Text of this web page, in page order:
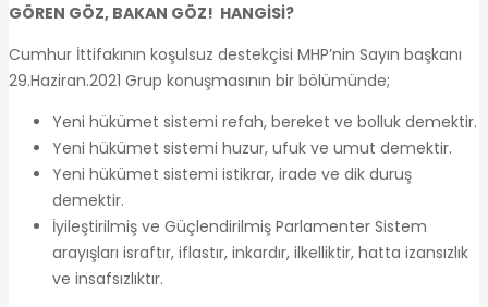
GÖREN GÖZ, BAKAN GÖZ! HANGİSİ?
Cumhur İttifakının koşulsuz destekçisi MHP’nin Sayın başkanı
29.Haziran.2021 Grup konuşmasının bir bölümünde;
Yeni hükümet sistemi refah, bereket ve bolluk demektir.
Yeni hükümet sistemi huzur, ufuk ve umut demektir.
Yeni hükümet sistemi istikrar, irade ve dik duruş
demektir.
İyileştirilmiş ve Güçlendirilmiş Parlamenter Sistem
arayışları israftır, iflastır, inkardır, ilkelliktir, hatta izansızlık
ve insafsızlıktır.